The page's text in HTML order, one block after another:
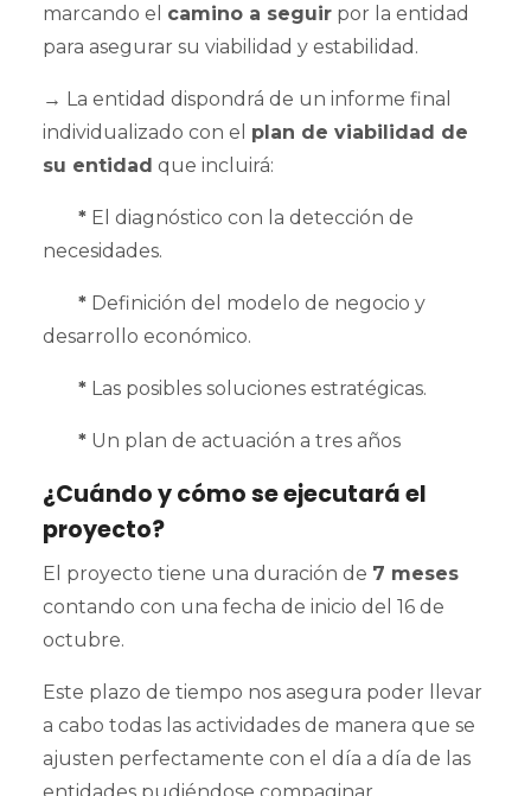
marcando el camino a seguirpor la entidad
para asegurar su viabilidad y estabilidad.
→ La entidad dispondrá de un informe final
individualizado con el plan de viabilidad de
su entidad que incluirá:
*El diagnóstico con la detección de
necesidades.
*Definición del modelo de negocio y
desarrollo económico.
*Las posibles soluciones estratégicas.
*Un plan de actuación a tres años
¿Cuándo y cómo se ejecutará el
proyecto?
El proyecto tiene una duración de 7 meses
contando con una fecha de inicio del 16 de
octubre.
Este plazo de tiempo nos asegura poder llevar
a cabo todas las actividades de manera que se
ajusten perfectamente con el día a día de las
entidades pudiéndose compaginar